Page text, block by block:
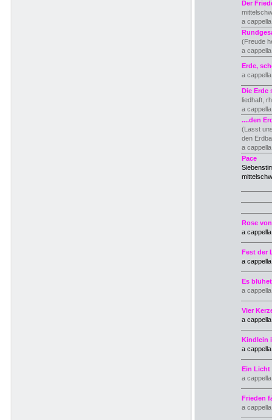
Der
a
(Freude
a
Erde,
a
Die Erde
liedhaft,
a
....den
(Lasst
den
a
Pace
Rose
a
Fest der
a
Es
a
Vier
a
Kindlein
a
Ein Licht
a
Frieden
a